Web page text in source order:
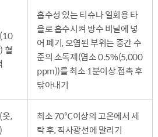
혈
흡수성 있는 티슈나 일회용 타
올로 흡수시켜 방수 비닐에 넣
어 폐기, 오염된 부위는 중간 수
준의 소독제(염소 0.5%(5,000
ppm))를 최소 1분이상 접촉 후
닦아내기
,
최소 70℃이상의 고온에서 세
탁 후, 직사광선에 말리기